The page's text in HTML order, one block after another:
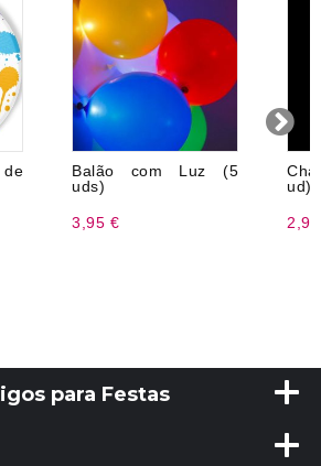
Balão com Luz (5
uds)
3,95 €
ud)
para Festas